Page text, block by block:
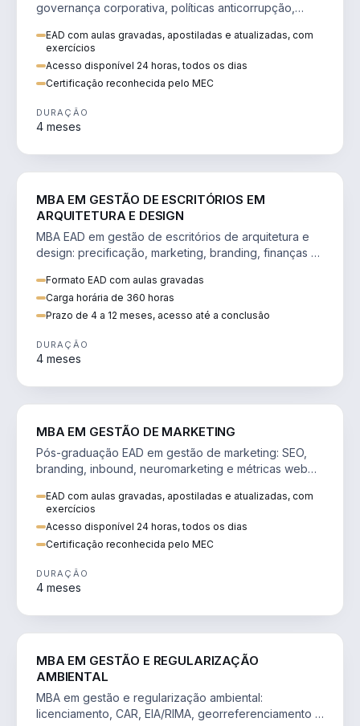
governança corporativa, políticas anticorrupção,
EAD com aulas gravadas, apostiladas e atualizadas, com
exercícios
Acesso disponível 24 horas, todos os dias
Certificação reconhecida pelo MEC
DURAÇÃO
4 meses
MBA EM GESTÃO DE ESCRITÓRIOS EM
ARQUITETURA E DESIGN
MBA EAD em gestão de escritórios de arquitetura e
design: precificação, marketing, branding, finanças e
Formato EAD com aulas gravadas
Carga horária de 360 horas
Prazo de 4 a 12 meses, acesso até a conclusão
DURAÇÃO
4 meses
MBA EM GESTÃO DE MARKETING
Pós-graduação EAD em gestão de marketing: SEO,
branding, inbound, neuromarketing e métricas web
EAD com aulas gravadas, apostiladas e atualizadas, com
exercícios
Acesso disponível 24 horas, todos os dias
Certificação reconhecida pelo MEC
DURAÇÃO
4 meses
MBA EM GESTÃO E REGULARIZAÇÃO
AMBIENTAL
MBA em gestão e regularização ambiental:
licenciamento, CAR, EIA/RIMA, georreferenciamento e